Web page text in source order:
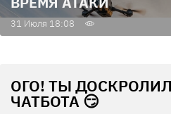
31 Июля 18:08
ОГО! ТЫ
ЧАТБОТА 😏